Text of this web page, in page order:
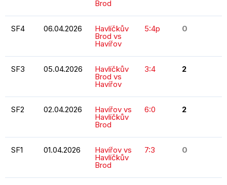
Brod
SF4 06.04.2026 Havlíčkův
Brod vs
Havířov
5:4p 0
SF3 05.04.2026 Havlíčkův
Brod vs
Havířov
3:4 2
SF2 02.04.2026 Havířov vs
Havlíčkův
Brod
6:0 2
SF1 01.04.2026 Havířov vs
Havlíčkův
Brod
7:3 0